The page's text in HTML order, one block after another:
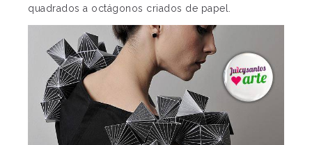
quadrados a octágonos criados de papel.